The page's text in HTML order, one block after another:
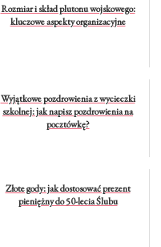
Rozmiar i skład plutonu wojskowego:
kluczowe aspekty organizacyjne
Wyjątkowe pozdrowienia z wycieczki
szkolnej: jak napisz pozdrowienia na
pocztówkę?
Złote gody: jak dostosować prezent
pieniężny do 50-lecia Ślubu